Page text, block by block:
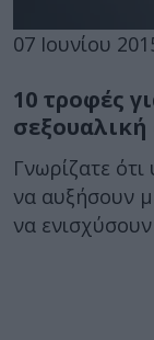
07 Ιουνίου
10 τροφές
Γνωρίζατε
να αυξήσουν
να